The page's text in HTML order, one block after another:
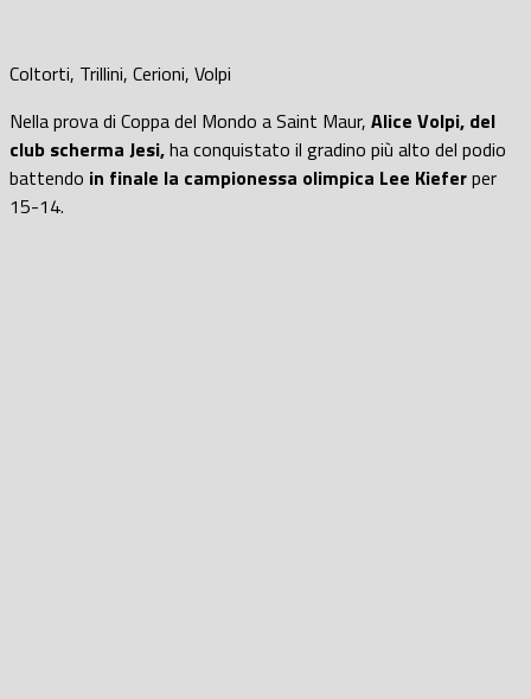
Coltorti, Trillini, Cerioni, Volpi
Nella prova di Coppa del Mondo a Saint Maur, Alice Volpi, del
club scherma Jesi,ha conquistato il gradino più alto del podio
battendo in finale la campionessa olimpica Lee Kieferper
15-14.